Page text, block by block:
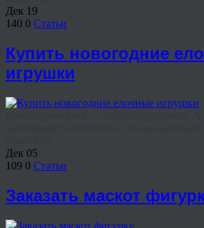
Дек 19
140 0 Статьи
Купить новогодние
игрушки
Дек 05
109 0 Статьи
Заказать маскот